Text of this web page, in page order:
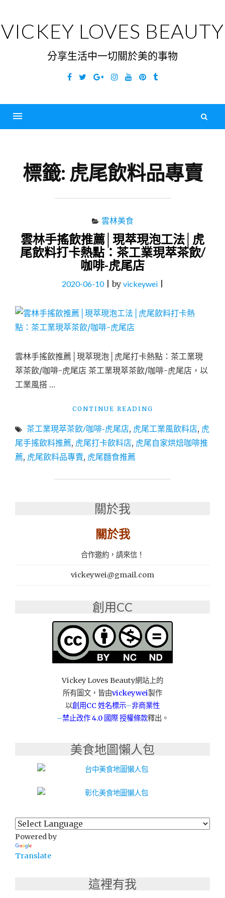
content
VICKEY LOVES BEAUTY
分享生活中一切關於美的事物
Facebook
TwitterGoogleInstagramYouTubePinterest
Tumblr
標籤: 虎尾飲料品專賣
雲林美食
雲林手搖飲推薦│現萃現泡工法│虎
尾飲料打卡熱點：茶工業現萃茶飲/
咖啡-虎尾店
2020-06-10|by vickeywei|
雲林手搖飲推薦│現萃現泡│虎尾打卡熱點：茶工業現
萃茶飲/咖啡-虎尾店 茶工業現萃茶飲/咖啡-虎尾店，以
工業風搭 …
CONTINUE READING
手
搖
尾
卡
熱
點：
茶
工
現
萃
茶
飲/
虎
尾
茶工業現萃茶飲/咖啡-虎尾店, 虎尾工業風飲料店, 虎
尾手搖飲料推薦, 虎尾打卡飲料店, 虎尾自家烘焙咖啡推
薦, 虎尾飲料品專賣, 虎尾麵食推薦
關於我
關於我
合作邀約，請來信！
vickeywei@gmail.com
創用CC
Vickey Loves Beauty網站上的
所有圖文，皆由vickeywei製作
以創用CC 姓名標示–非商業性
–禁止改作4.0 國際 授權條款釋出。
美食地圖懶人包
Powered by
Translate
這裡有我